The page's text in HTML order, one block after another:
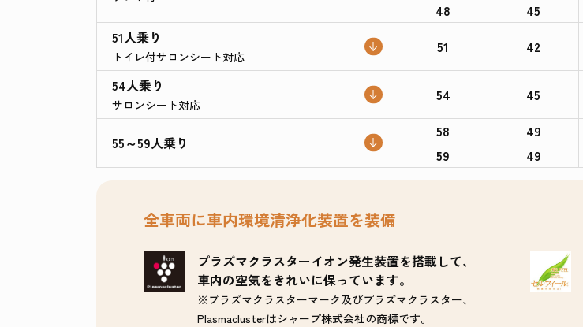
48
45
51人乗り
トイレ付サロンシート対応
51 42
54人乗り
サロンシート対応
54 45
55～59人乗り
58 49
59 49
全車両に車内環境清浄化装置を装備
プラズマクラスターイオン発生装置を搭載して、
車内の空気をきれいに保っています。
※プラズマクラスターマーク及びプラズマクラスター、
Plasmaclusterはシャープ株式会社の商標です。